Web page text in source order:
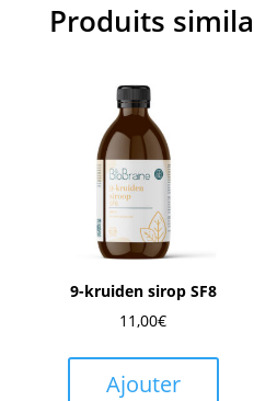
Produits
9-kruiden sirop SF8
11,00€
Ajouter